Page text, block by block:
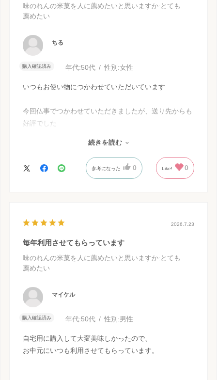
味のれんの米菓を人に薦めたいと思いますか:とても
薦めたい
ちる
購入確認済み 年代:50代 性別:女性
いつもお使い物につかわせていただいています
今回仏事でつかわせていただきましたが、送り先からも
好評でした
ありがとうございました
続きを読む
参考になった 0 Like! 0
2026.7.23
毎年利用させてもらっています
味のれんの米菓を人に薦めたいと思いますか:とても
薦めたい
マイケル
購入確認済み 年代:50代 性別:男性
自宅用に購入して大変美味しかったので、
お中元にいつも利用させてもらっています。